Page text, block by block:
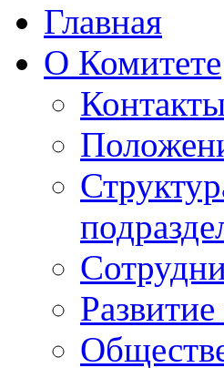
Главная
О Комитете